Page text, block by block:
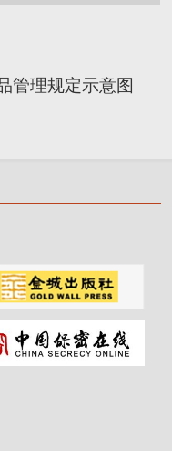
管理规定示意图